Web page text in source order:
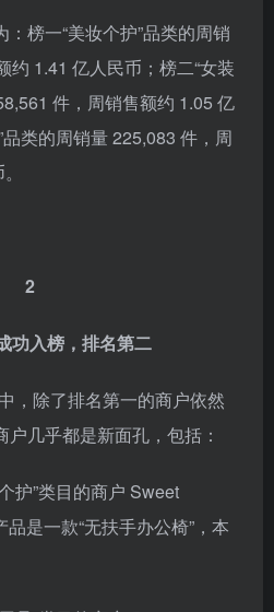
榜一“美妆个护”品类的周销
约 1.41 亿人民币；榜二“女装
件，周销售额约 1.05 亿
品类的周销量 225,083 件，周
2
功入榜，排名第二
，除了排名第一的商户依然
几乎都是新面孔，包括：
护”类目的商户 Sweet
是一款“无扶手办公椅”，本